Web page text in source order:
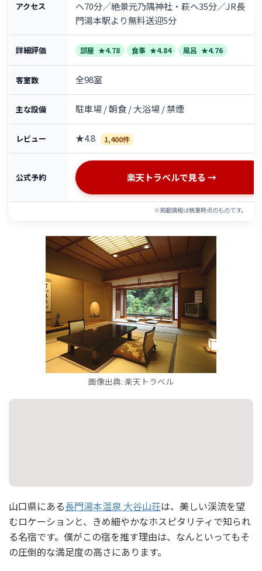
アクセス
へ70分／絶景元乃隅神社・萩へ35分／JR長
門湯本駅より無料送迎5分
詳細評価 部屋 ★4.78 食事 ★4.84 風呂 ★4.76
客室数 全98室
主な設備 駐車場 / 朝食 / 大浴場 / 禁煙
レビュー ★4.8 1,400件
公式予約 楽天トラベルで見る →
※掲載情報は執筆時点のものです。
画像出典: 楽天トラベル
山口県にある長門湯本温泉 大谷山荘は、美しい渓流を望
むロケーションと、きめ細やかなホスピタリティで知られ
る名宿です。僕がこの宿を推す理由は、なんといってもそ
の圧倒的な満足度の高さにあります。